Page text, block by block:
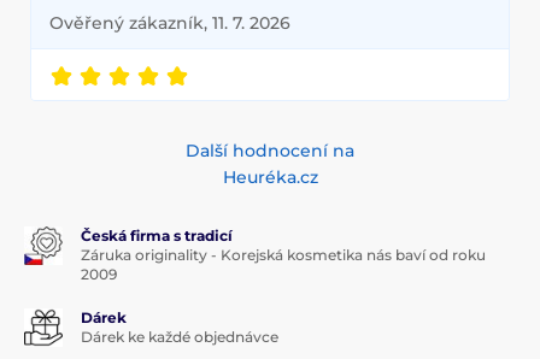
Ověřený zákazník, 11. 7. 2026
Další hodnocení na
Heuréka.cz
Česká firma s tradicí
Záruka originality - Korejská kosmetika nás baví od roku
2009
Dárek
Dárek ke každé objednávce